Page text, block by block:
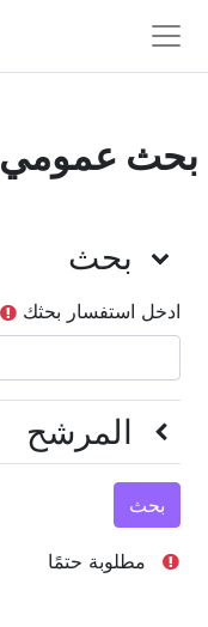
واجهة جانبية
بحث عمومي
بحث
بحث بحث
ادخل استفسار بحثك
المرشح
المرشحالمرشح
مطلوبة حتمًا